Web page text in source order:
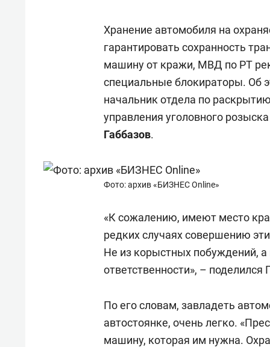
Хранение автомобиля на
гарантировать сохранность
машину от кражи, МВД по РТ
специальные блокираторы. Об
начальник отдела по
управления уголовного
Габбазов.
Фото: архив «БИЗНЕС Online»
«К сожалению, имеют место
редких случаях совершению
Не из корыстных побуждений, а
ответственности», – поделился
По его словам, завладеть
автостоянке, очень легко.
машину, которая им нужна.
Рекомендуем
«В банкротствах сегодня
ищут не активы, а людей,
которые ими управляли. Они
отвечают личным
Опыт
с